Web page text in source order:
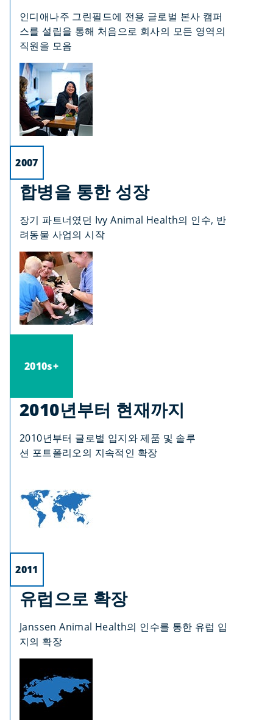
인디애나주 그린필드에 전용 글로벌 본사 캠퍼
스를 설립을 통해 처음으로 회사의 모든 영역의
직원을 모음
2007
합병을 통한 성장
장기 파트너였던 Ivy Animal Health의 인수, 반
려동물 사업의 시작
2010s+
2010년부터 현재까지
2010년부터 글로벌 입지와 제품 및 솔루
션 포트폴리오의 지속적인 확장
2011
유럽으로 확장
Janssen Animal Health의 인수를 통한 유럽 입
지의 확장